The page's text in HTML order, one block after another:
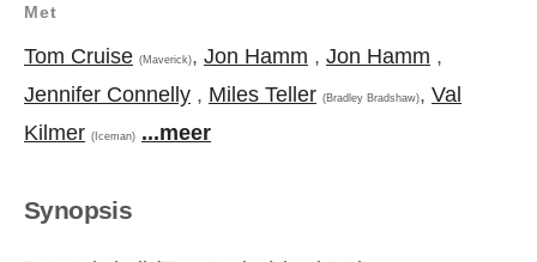
Met
Tom Cruise (Maverick), Jon Hamm , Jon Hamm ,
Jennifer Connelly , Miles Teller (Bradley Bradshaw), Val
Kilmer (Iceman) ...meer
Synopsis